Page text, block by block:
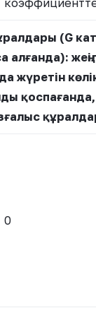
(G
алғанда):
жүретін
0